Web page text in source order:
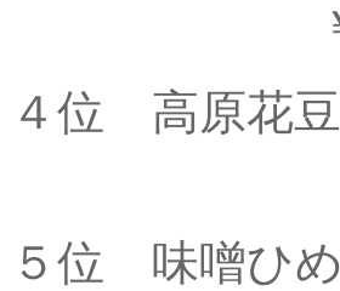
￥
４位
￥
５位